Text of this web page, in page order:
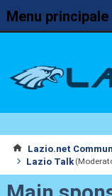
Menu principale
Lazio.net
Lazio Talk